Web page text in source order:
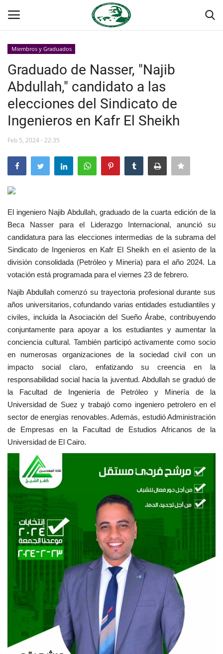
Inicio
Foro Internacional Nasser
Contacto
Egipto
Nuestro Equipo
Herencia de Jamal Abdel-Nasser
Movimiento Juvenil Nasser
Nasser Fellowship para Leadership
Internacional
Noticias
Nuestras Referencias
Ciudadano Global
Líderes
Documentos
Oportunidades
Los colaboradores
Los patrocinios
Galería
Lengua
Swahili español
French Arabic
Miembros y Graduados
Graduado de Nasser, "Najib
Abdullah," candidato a las
elecciones del Sindicato de
Ingenieros en Kafr El Sheikh
Feb 5, 2024 - 22:35
El ingeniero Najib Abdullah, graduado de la cuarta edición de la
Beca Nasser para el Liderazgo Internacional, anunció su
candidatura para las elecciones intermedias de la subrama del
Sindicato de Ingenieros en Kafr El Sheikh en el asiento de la
división consolidada (Petróleo y Minería) para el año 2024. La
votación está programada para el viernes 23 de febrero.
Najib Abdullah comenzó su trayectoria profesional durante sus
años universitarios, cofundando varias entidades estudiantiles y
civiles, incluida la Asociación del Sueño Árabe, contribuyendo
conjuntamente para apoyar a los estudiantes y aumentar la
conciencia cultural. También participó activamente como socio
en numerosas organizaciones de la sociedad civil con un
impacto social claro, enfatizando su creencia en la
responsabilidad social hacia la juventud. Abdullah se graduó de
la Facultad de Ingeniería de Petróleo y Minería de la
Universidad de Suez y trabajó como ingeniero petrolero en el
sector de energías renovables. Además, estudió Administración
de Empresas en la Facultad de Estudios Africanos de la
Universidad de El Cairo.